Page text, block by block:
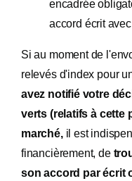
encadrée
accord écrit
Si au moment de
relevés d'index pour
avez notifié votre
verts (relatifs à cette
marché,il est
financièrement, de
son accord par écrit